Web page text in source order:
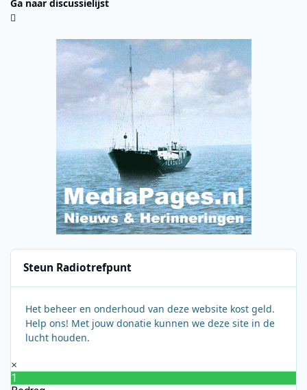
Ga naar discussielijst
Steun Radiotrefpunt
Het beheer en onderhoud van deze website kost geld.
Help ons! Met jouw donatie kunnen we deze site in de
lucht houden.